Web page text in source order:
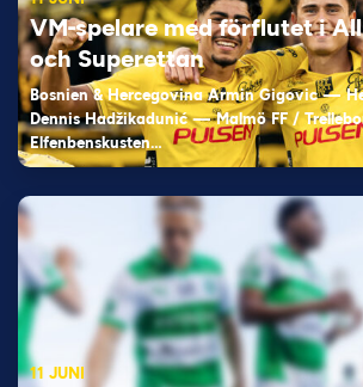
VM-spelare med förflutet i
och Superettan
Bosnien & Hercegovina Armin Gigovic —
Dennis Hadžikadunić — Malmö FF /
Elfenbenskusten…
11 JUNI